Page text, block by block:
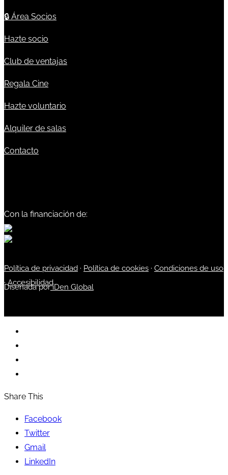
🔒 Área Socios
Hazte socio
Club de ventajas
Regala Cine
Hazte voluntario
Alquiler de salas
Contacto
Con la financiación de:
Política de privacidad · Política de cookies · Condiciones de uso
·Accesibilidad
Diseñada poriDen Global
Share This
Facebook
Twitter
Gmail
LinkedIn